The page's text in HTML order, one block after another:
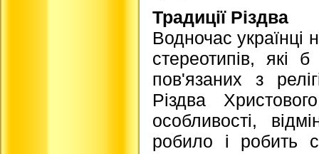
Традиції Різдва
Водночас українці
стереотипів, які
пов'язаних з
Різдва
особливості,
робило і робить